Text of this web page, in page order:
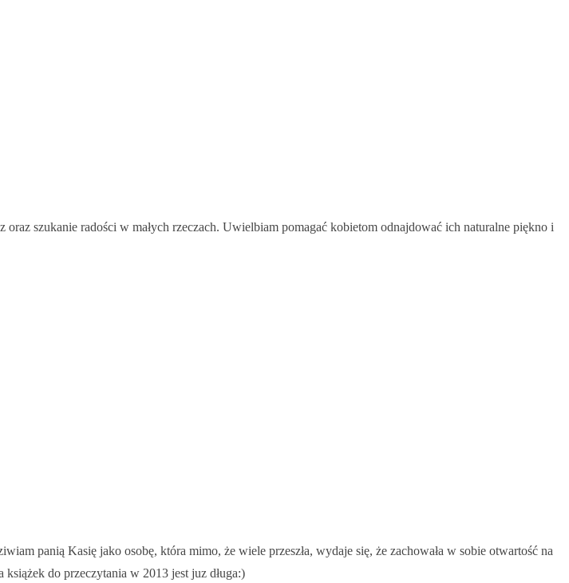
szukanie radości w małych rzeczach. Uwielbiam pomagać kobietom odnajdować ich naturalne piękno i
panią Kasię jako osobę, która mimo, że wiele przeszła, wydaje się, że zachowała w sobie otwartość na
do przeczytania w 2013 jest juz długa:)